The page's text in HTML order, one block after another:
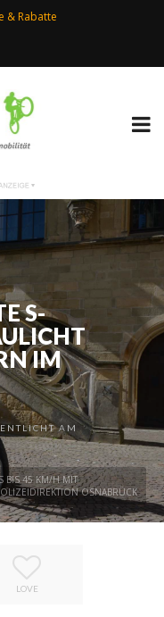
& Rabatte
BIS 45 KM/H MIT
OSNABRÜCK
S-
IM
AM
LOVE